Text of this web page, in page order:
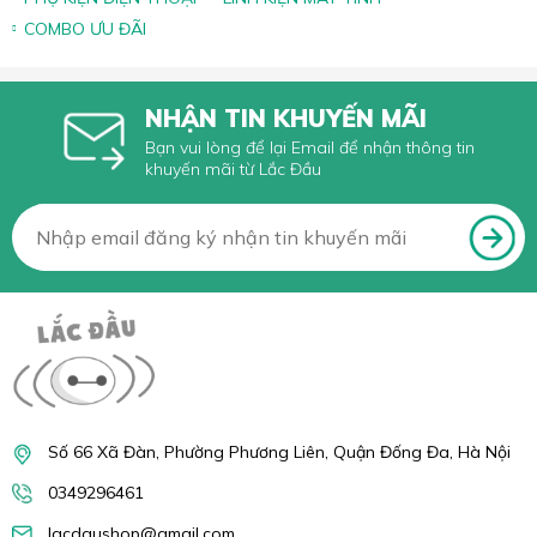
COMBO ƯU ĐÃI
NHẬN TIN KHUYẾN MÃI
Bạn vui lòng để lại Email để nhận thông tin
khuyến mãi từ Lắc Đầu
Số 66 Xã Đàn, Phường Phương Liên, Quận Đống Đa, Hà Nội
0349296461